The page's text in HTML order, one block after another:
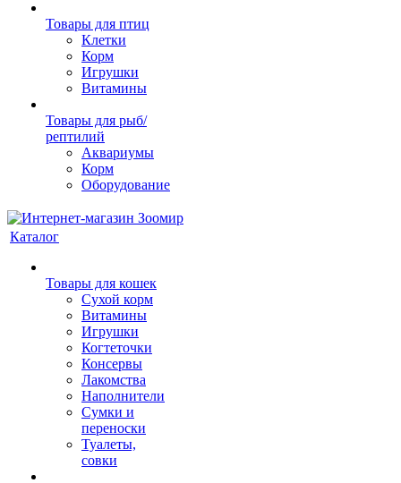
Товары для птиц
Клетки
Корм
Игрушки
Витамины
Товары для рыб/
рептилий
Аквариумы
Корм
Оборудование
Каталог
Товары для кошек
Cухой корм
Витамины
Игрушки
Когтеточки
Консервы
Лакомства
Наполнители
Сумки и
переноски
Туалеты,
совки